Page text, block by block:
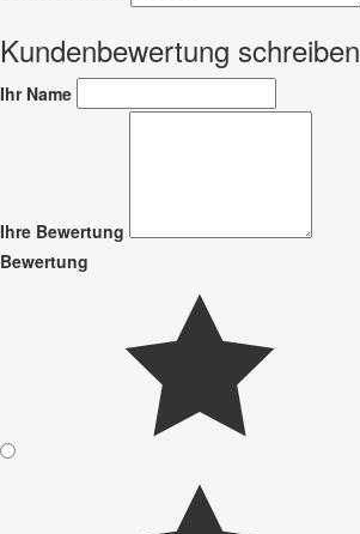
Kundenbewertung schreiben
Ihr Name
Ihre Bewertung
Bewertung